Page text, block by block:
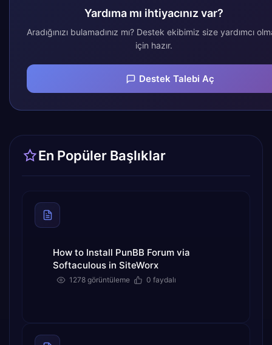
En Popüler Başlıklar
How to Install PunBB Forum via
Softaculous in SiteWorx
1278 görüntüleme 0 faydalı
Yardıma mı ihtiyacınız var?
Aradığınızı bulamadınız mı? Destek ekibimiz size yardımcı
için hazır.
Destek Talebi Aç